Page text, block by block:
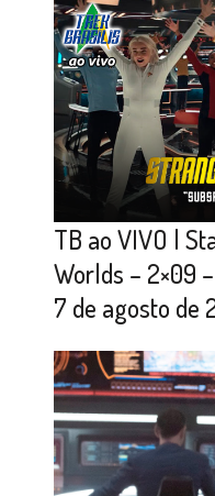
TB ao VIVO |
Worlds – 2×09
7 de agosto de